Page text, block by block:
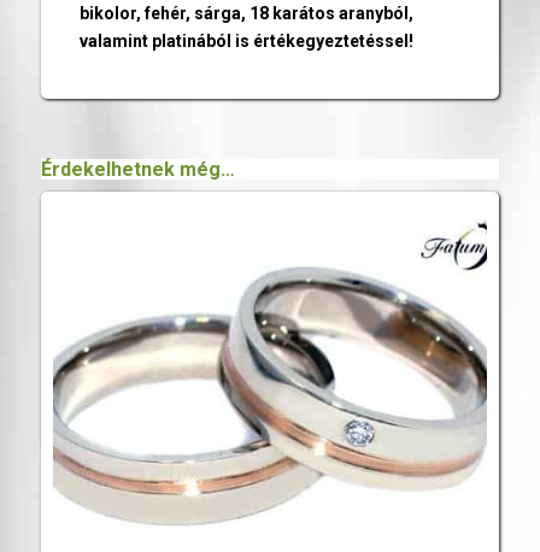
bikolor, fehér, sárga, 18 karátos aranyból,
valamint platinából is értékegyeztetéssel!
Érdekelhetnek még…